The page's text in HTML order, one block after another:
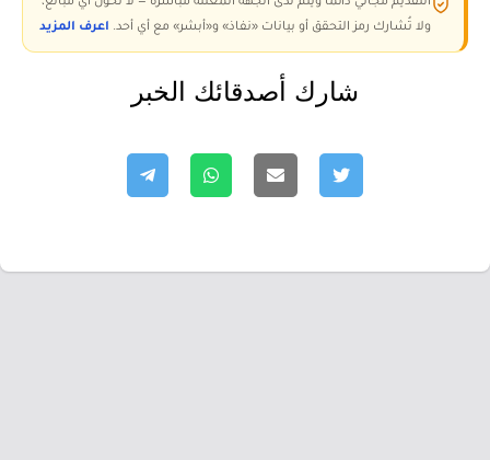
ولا تُشارك رمز التحقق أو بيانات «نفاذ» و«أبشر» مع أي أحد. اعرف المزيد
شارك أصدقائك الخبر